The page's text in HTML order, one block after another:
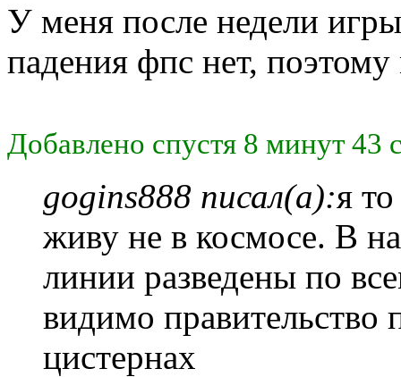
У меня после недели
падения фпс нет,
Добавлено спустя 8 минут 43
gogins888 писал(а):я
живу не в космосе. В
линии разведены по
видимо правительство
цистернах